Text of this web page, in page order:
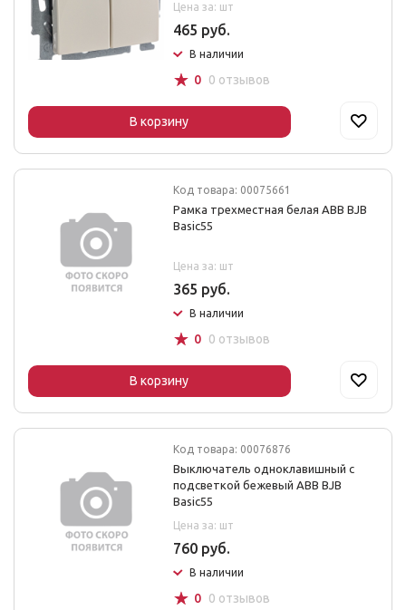
Цена за: шт
465 руб.
В наличии
☆ 0 0 отзывов
В корзину
Код товара: 00075661
Рамка трехместная белая ABB BJB
Basic55
Цена за: шт
365 руб.
В наличии
☆ 0 0 отзывов
В корзину
Код товара: 00076876
Выключатель одноклавишный с
подсветкой бежевый ABB BJB
Basic55
Цена за: шт
760 руб.
В наличии
☆ 0 0 отзывов